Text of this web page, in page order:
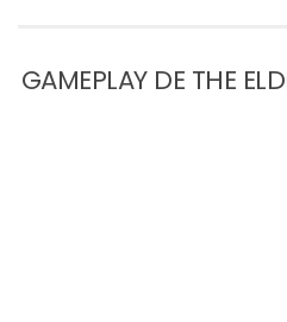
GAMEPLAY DE THE